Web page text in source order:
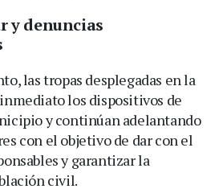
y denuncias
las tropas desplegadas en la
los dispositivos de
y continúan adelantando
con el objetivo de dar con el
y garantizar la
civil.